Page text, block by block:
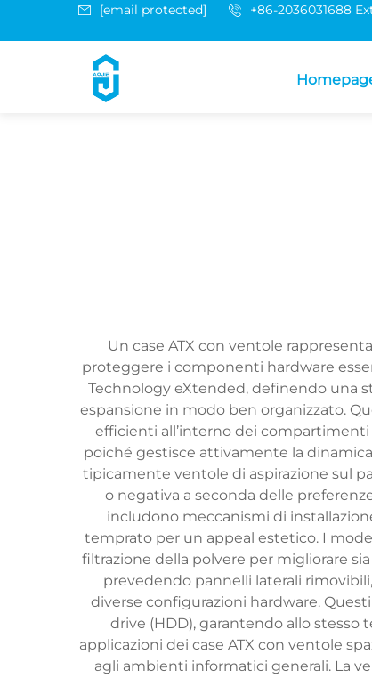
[email protected] +86-2036031688
Un case ATX con ventole
proteggere i componenti hardware
Technology eXtended, definendo una
espansione in modo ben organizzato.
efficienti all’interno dei
poiché gestisce attivamente la
tipicamente ventole di aspirazione sul
o negativa a seconda delle
includono meccanismi di
temprato per un appeal estetico. I
filtrazione della polvere per migliorare
prevedendo pannelli laterali
diverse configurazioni hardware.
drive (HDD), garantendo allo stesso
applicazioni dei case ATX con ventole
agli ambienti informatici generali. La